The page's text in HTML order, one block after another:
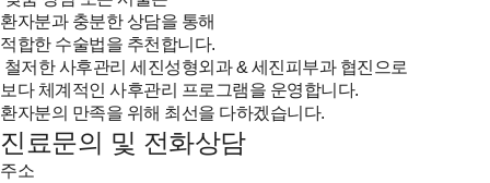
환자분과 충분한 상담을 통해
적합한 수술법을 추천합니다.
철저한 사후관리 세진성형외과 & 세진피부과 협진으로
보다 체계적인 사후관리 프로그램을 운영합니다.
환자분의 만족을 위해 최선을 다하겠습니다.
진료문의 및 전화상담
주소